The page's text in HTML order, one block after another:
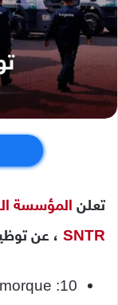
تعلن المؤسسة
SNTR ، عن
:10